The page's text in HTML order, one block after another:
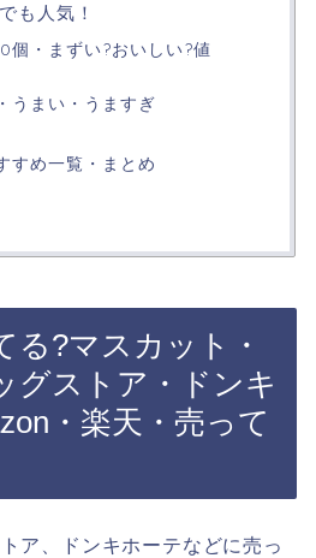
も人気！
個・まずい?おいしい?値
うまい・うますぎ
すめ一覧・まとめ
?マスカット・
グストア・ドンキ
・楽天・売って
ア、ドンキホーテなどに売っ